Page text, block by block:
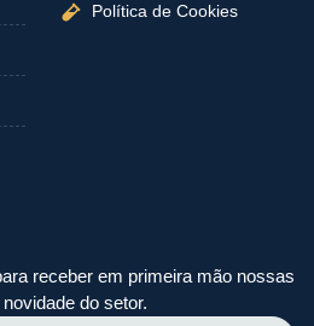
Política de Cookies
receber em primeira mão nossas
do setor.